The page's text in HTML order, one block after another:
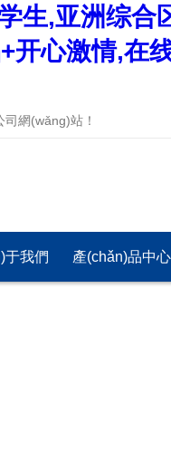
生,亚洲综
开心激情,在
(wǎng)站！
于我們 產(chǎn)品中心